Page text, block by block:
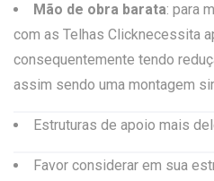
Mão de obra barata: para
com as Telhas Clicknecessita
consequentemente tendo
assim sendo uma montagem
Estruturas de apoio mais
Favor considerar em sua